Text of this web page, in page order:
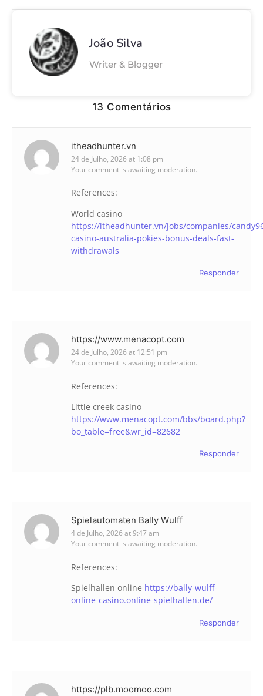
João Silva
Writer & Blogger
13 Comentários
itheadhunter.vn
24 de Julho, 2026 at 1:08 pm
Your comment is awaiting moderation.
References:
World casino
https://itheadhunter.vn/jobs/companies/
casino-australia-pokies-bonus-deals-fast-
withdrawals
Responder
https://www.menacopt.com
24 de Julho, 2026 at 12:51 pm
Your comment is awaiting moderation.
References:
Little creek casino
https://www.menacopt.com/bbs/board.php?
bo_table=free&wr_id=82682
Responder
Spielautomaten Bally Wulff
4 de Julho, 2026 at 9:47 am
Your comment is awaiting moderation.
References:
Spielhallen online https://bally-wulff-
online-casino.online-spielhallen.de/
Responder
https://plb.moomoo.com